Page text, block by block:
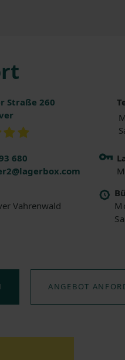
Straße 260
680
Vahrenwald
ANGEBOT